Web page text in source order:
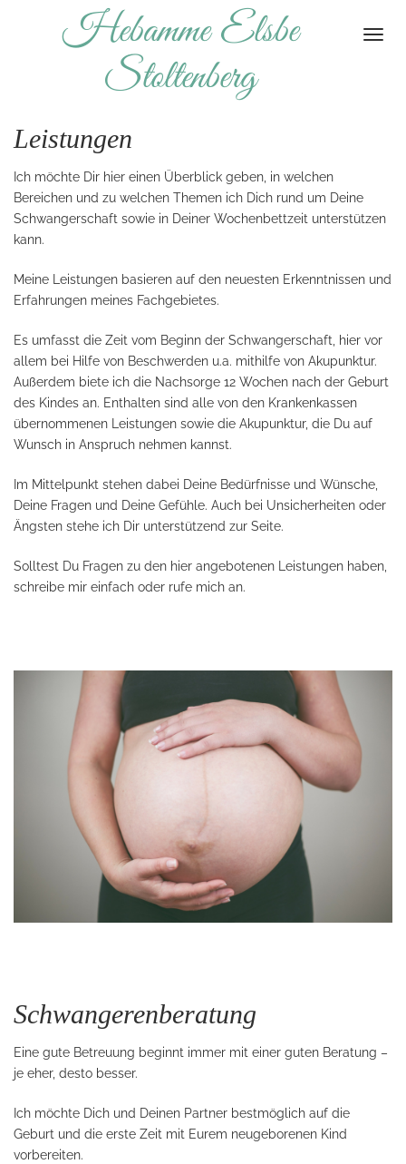
Hebamme Elsbe
Stoltenberg
Leistungen
Ich möchte Dir hier einen Überblick geben, in welchen
Bereichen und zu welchen Themen ich Dich rund um Deine
Schwangerschaft sowie in Deiner Wochenbettzeit unterstützen
kann.
Meine Leistungen basieren auf den neuesten Erkenntnissen und
Erfahrungen meines Fachgebietes.
Es umfasst die Zeit vom Beginn der Schwangerschaft, hier vor
allem bei Hilfe von Beschwerden u.a. mithilfe von Akupunktur.
Außerdem biete ich die Nachsorge 12 Wochen nach der Geburt
des Kindes an. Enthalten sind alle von den Krankenkassen
übernommenen Leistungen sowie die Akupunktur, die Du auf
Wunsch in Anspruch nehmen kannst.
Im Mittelpunkt stehen dabei Deine Bedürfnisse und Wünsche,
Deine Fragen und Deine Gefühle. Auch bei Unsicherheiten oder
Ängsten stehe ich Dir unterstützend zur Seite.
Solltest Du Fragen zu den hier angebotenen Leistungen haben,
schreibe mir einfach oder rufe mich an.
Schwangerenberatung
Eine gute Betreuung beginnt immer mit einer guten Beratung –
je eher, desto besser.
Ich möchte Dich und Deinen Partner bestmöglich auf die
Geburt und die erste Zeit mit Eurem neugeborenen Kind
vorbereiten.